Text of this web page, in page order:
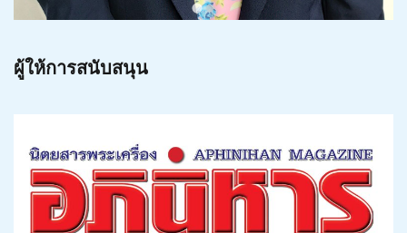
ผู้ให้การสนับสนุน